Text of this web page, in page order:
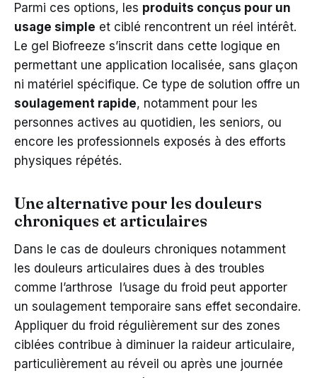
Parmi ces options, les produits conçus pour un
usage simple et ciblé rencontrent un réel intérêt.
Le gel Biofreeze s’inscrit dans cette logique en
permettant une application localisée, sans glaçon
ni matériel spécifique. Ce type de solution offre un
soulagement rapide, notamment pour les
personnes actives au quotidien, les seniors, ou
encore les professionnels exposés à des efforts
physiques répétés.
Une alternative pour les douleurs
chroniques et articulaires
Dans le cas de douleurs chroniques notamment
les douleurs articulaires dues à des troubles
comme l’arthrose l’usage du froid peut apporter
un soulagement temporaire sans effet secondaire.
Appliquer du froid régulièrement sur des zones
ciblées contribue à diminuer la raideur articulaire,
particulièrement au réveil ou après une journée